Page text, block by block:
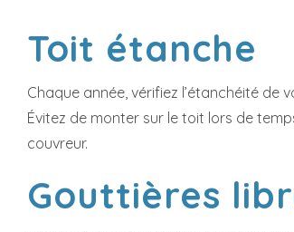
Toit étanche
Chaque année, vérifiez l’étanchéité
Évitez de monter sur le toit lors de
couvreur.
Gouttières